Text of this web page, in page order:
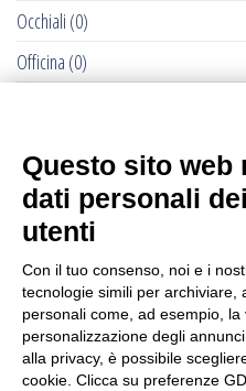
Occhiali (0)
Officina (0)
Recinti Elettrici e Elettrificatori(877)
Ricambi Allattatrici Forster
Selleria Cavallo(1193)
Senza categoria(232)
Stalle: Accessori e Montaggio(177)
Questo sito web
dati personali
utenti
Con il tuo consenso, noi e i
tecnologie simili per archiviare,
personali come, ad esempio, la
personalizzazione degli
alla privacy, è possibile
cookie. Clicca su preferenze